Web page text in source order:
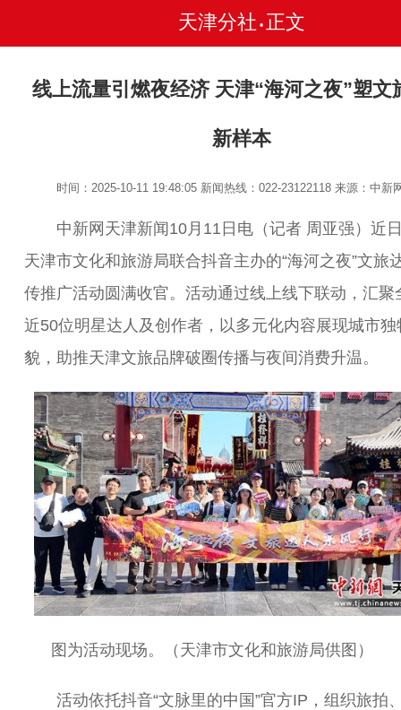
天津分社 • 正文
线上流量引燃夜经济 天津“海河之夜”塑文
新样本
时间：2025-10-11 19:48:05 新闻热线：022-23122118来源：中新
中新网天津新闻10月11日电（记者 周亚强）近
天津市文化和旅游局联合抖音主办的“海河之夜”文旅
传推广活动圆满收官。活动通过线上线下联动，汇聚
近50位明星达人及创作者，以多元化内容展现城市独
貌，助推天津文旅品牌破圈传播与夜间消费升温。
图为活动现场。（天津市文化和旅游局供图）
活动依托抖音“文脉里的中国”官方IP，组织旅拍